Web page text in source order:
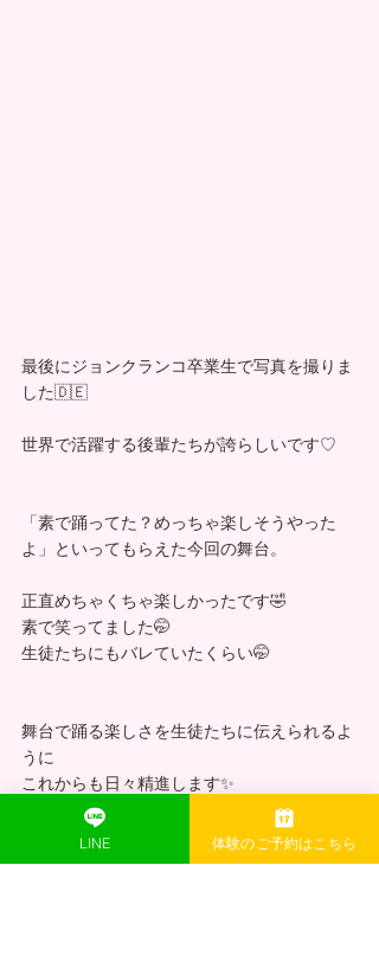
最後にジョンクランコ卒業生で写真を撮りま
した🇩🇪
世界で活躍する後輩たちが誇らしいです♡
「素で踊ってた？めっちゃ楽しそうやった
よ」といってもらえた今回の舞台。
正直めちゃくちゃ楽しかったです🤣
素で笑ってました🤭
生徒たちにもバレていたくらい🤭
舞台で踊る楽しさを生徒たちに伝えられるよ
うに
これからも日々精進します✨
LINE 体験のご予約はこちら